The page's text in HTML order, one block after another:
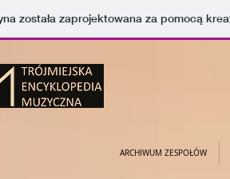
została zaprojektowana za pomocą
ARCHIWUM ZESPOŁÓW